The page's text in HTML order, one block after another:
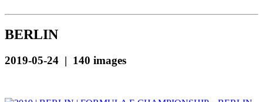
BERLIN
2019-05-24 | 140 images